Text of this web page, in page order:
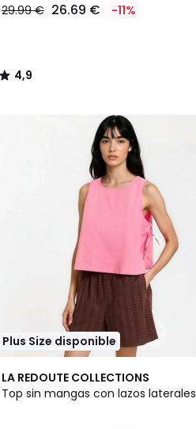
29.99 € 26.69 € -11%
4,9
/
Plus Size disponible
LA REDOUTE COLLECTIONS
Top sin mangas con lazos laterales
5
/